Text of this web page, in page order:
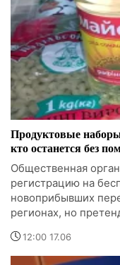
Продуктовые
кто останется без
Общественная
регистрацию на
новоприбывших
регионах, но
12:00 17.06